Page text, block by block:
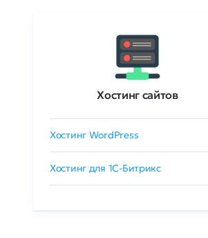
Хостинг сайтов
Хостинг WordPress
Хостинг для 1C-Битрикс